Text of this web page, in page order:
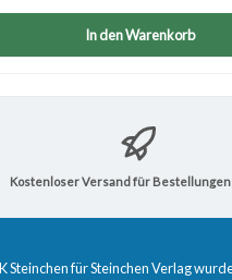
In den Warenkorb
Kostenloser Versand für Bestellungen
Steinchen für Steinchen Verlag